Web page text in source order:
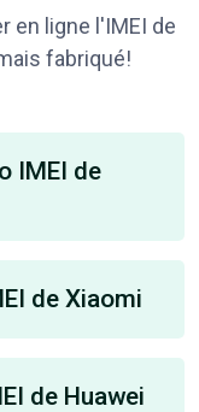
en ligne l'IMEI de
fabriqué!
IMEI de
de Xiaomi
de Huawei